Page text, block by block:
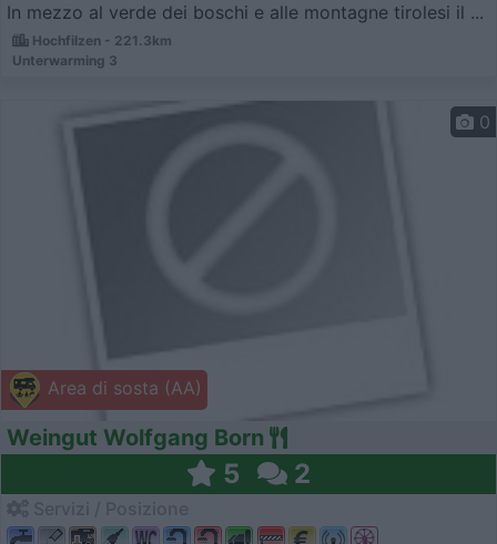
In mezzo al verde dei boschi e alle montagne tirolesi il ...
Hochfilzen - 221.3km
Unterwarming 3
Area di sosta (AA)
0
Weingut Wolfgang Born
5 2